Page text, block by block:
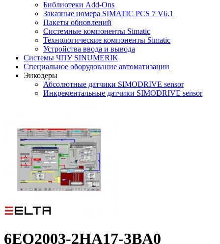
Библиотеки Add-Ons
Заказные номера SIMATIC PCS 7 V6.1
Пакеты обновлений
Системные компоненты Simatic
Технологические компоненты Simatic
Устройства ввода и вывода
Системы ЧПУ SINUMERIK
Специальное оборудование автоматизации
Энкодеры
Абсолютные датчики SIMODRIVE sensor
Инкрементальные датчики SIMODRIVE sensor
6EQ2003-2HA17-3BA0